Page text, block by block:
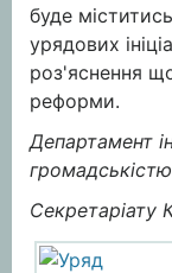
буде
урядових
роз'яснення
реформи.
Департамент
громадськістю
Секретаріату